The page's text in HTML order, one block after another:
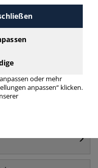
oder mehr
anpassen“ klicken.